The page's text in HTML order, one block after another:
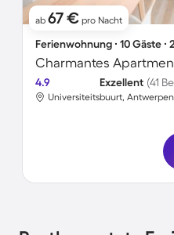
ab 67 € pro Nacht
Ferienwohnung ∙ 10 Gäste
4.9 Exzellent (41
Universiteitsbuurt,